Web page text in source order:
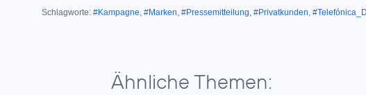
Schlagworte: #Kampagne, #Marken, #Pressemitteilung, #Privatkunden,
Ähnliche Themen: